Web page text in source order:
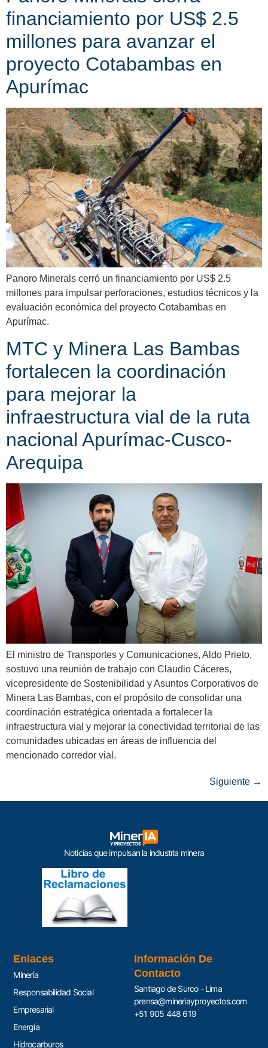
financiamiento por US$ 2.5
millones para avanzar el
proyecto Cotabambas en
Apurímac
Panoro Minerals cerró un financiamiento por US$ 2.5
millones para impulsar perforaciones, estudios técnicos y la
evaluación económica del proyecto Cotabambas en
Apurímac.
MTC y Minera Las Bambas
fortalecen la coordinación
para mejorar la
infraestructura vial de la ruta
nacional Apurímac-Cusco-
Arequipa
El ministro de Transportes y Comunicaciones, Aldo Prieto,
sostuvo una reunión de trabajo con Claudio Cáceres,
vicepresidente de Sostenibilidad y Asuntos Corporativos de
Minera Las Bambas, con el propósito de consolidar una
coordinación estratégica orientada a fortalecer la
infraestructura vial y mejorar la conectividad territorial de las
comunidades ubicadas en áreas de influencia del
mencionado corredor vial.
Siguiente →
Noticias que impulsan la industria minera
Enlaces
Minería
Responsabilidad Social
Empresarial
Energía
Hidrocarburos
Información De
Contacto
Santiago de Surco - Lima
prensa@mineriayproyectos.com
+51 905 448 619